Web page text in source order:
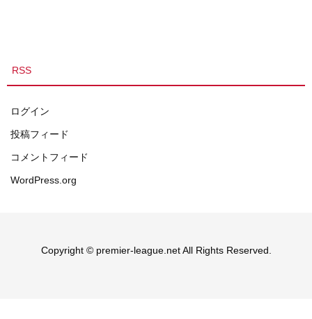
RSS
ログイン
投稿フィード
コメントフィード
WordPress.org
Copyright © premier-league.net All Rights Reserved.